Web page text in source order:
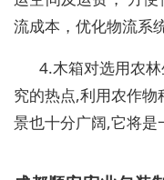
流成本，优化物流系
4.木箱对选用农
究的热点,利用农作
景也十分广阔,它将是